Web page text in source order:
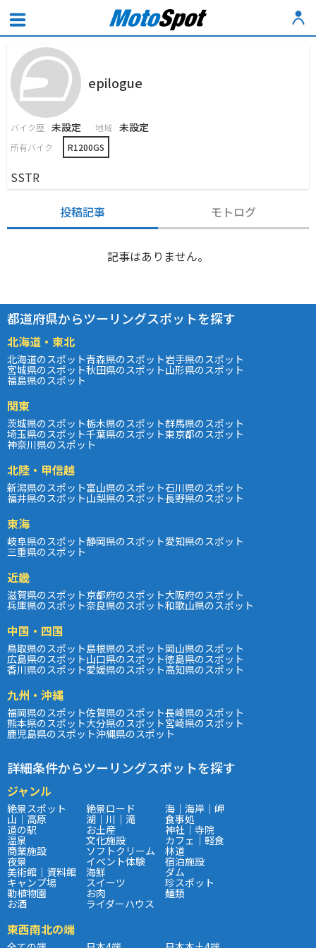
epilogue
バイク歴 未設定 地域 未設定
所有バイク R1200GS
SSTR
投稿記事 モトログ
記事はありません。
都道府県からツーリングスポットを探す
北海道・東北
北海道のスポット青森県のスポット岩手県のスポット
宮城県のスポット秋田県のスポット山形県のスポット
福島県のスポット
関東
茨城県のスポット栃木県のスポット群馬県のスポット
埼玉県のスポット千葉県のスポット東京都のスポット
神奈川県のスポット
北陸・甲信越
新潟県のスポット富山県のスポット石川県のスポット
福井県のスポット山梨県のスポット長野県のスポット
東海
岐阜県のスポット静岡県のスポット愛知県のスポット
三重県のスポット
近畿
滋賀県のスポット京都府のスポット大阪府のスポット
兵庫県のスポット奈良県のスポット和歌山県のスポット
中国・四国
鳥取県のスポット島根県のスポット岡山県のスポット
広島県のスポット山口県のスポット徳島県のスポット
香川県のスポット愛媛県のスポット高知県のスポット
九州・沖縄
福岡県のスポット佐賀県のスポット長崎県のスポット
熊本県のスポット大分県のスポット宮崎県のスポット
鹿児島県のスポット沖縄県のスポット
詳細条件からツーリングスポットを探す
ジャンル
絶景スポット 絶景ロード 海｜海岸｜岬
山｜高原 湖｜川｜滝 食事処
道の駅 お土産 神社｜寺院
温泉 文化施設 カフェ｜軽食
商業施設 ソフトクリーム 林道
夜景 イベント体験 宿泊施設
美術館｜資料館 海鮮 ダム
キャンプ場 スイーツ 珍スポット
動植物園 お肉 麺類
お酒 ライダーハウス
東西南北の端